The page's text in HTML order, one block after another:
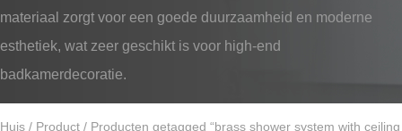
materiaal zorgt voor een goede duurzaamheid en moderne
esthetiek, wat zeer geschikt is voor high-end
badkamerdecoratie.
Huis / Product / Producten getagged “brass shower system with ceiling